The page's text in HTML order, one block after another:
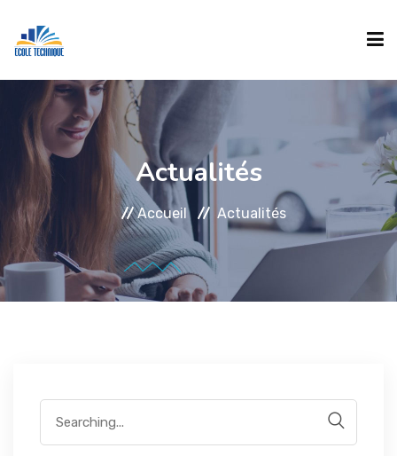
ACCUEIL
ECOLE
FORMATIONS
ENTREPRISES
Actualités
Accueil Actualités